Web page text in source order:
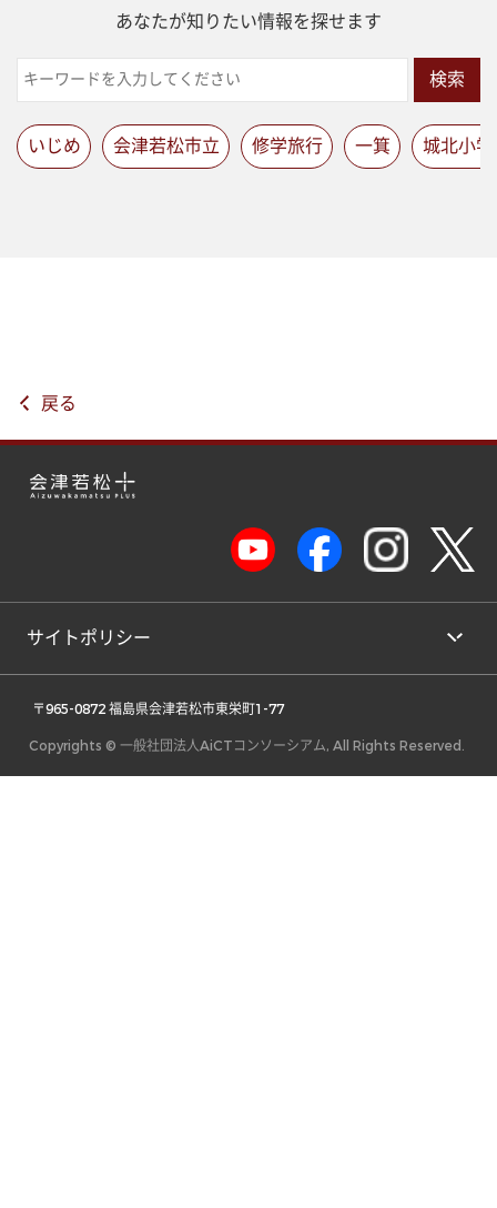
あなたが知りたい情報を探せます
検索
いじめ 会津若松市立 修学旅行 一箕 城北小
戻る
サイトポリシー
〒965-0872 福島県会津若松市東栄町1-77
Copyrights © 一般社団法人AiCTコンソーシアム, All Rights Reserved.